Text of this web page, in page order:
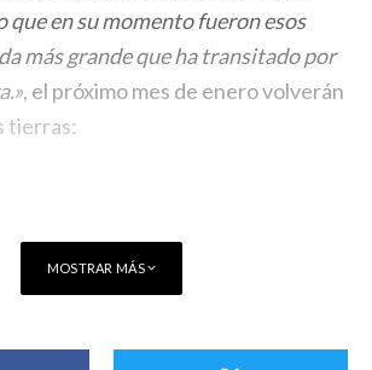
que en su momento fueron esos
más grande que ha transitado por
, el próximo mes de enero volverán
tierras:
MOSTRAR MÁS